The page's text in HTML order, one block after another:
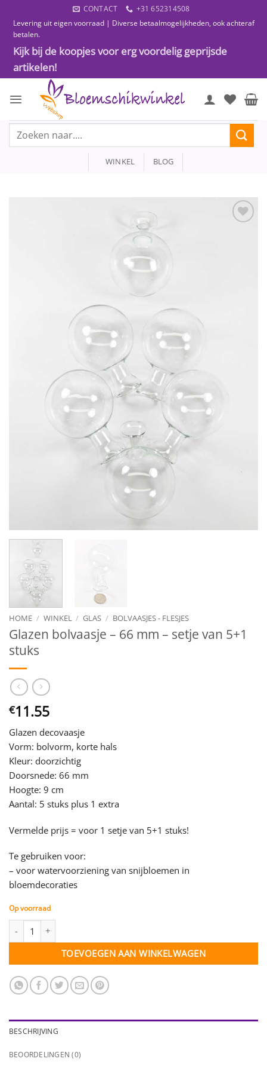
naar
inhoud
CONTACT
+31 652314508
Levering uit eigen voorraad | Diverse betaalmogelijkheden, ook achteraf
betalen.
Kijk bij de koopjes voor erg voordelig geprijsde
artikelen!
Zoeken
WINKEL BLOG
HOME / WINKEL / GLAS / BOLVAASJES - FLESJES
Glazen bolvaasje – 66 mm – setje van 5+1
stuks
€11.55
Glazen decovaasje
Vorm: bolvorm, korte hals
Kleur: doorzichtig
Doorsnede: 66 mm
Hoogte: 9 cm
Aantal: 5 stuks plus 1 extra
Vermelde prijs = voor 1 setje van 5+1 stuks!
Te gebruiken voor:
– voor watervoorziening van snijbloemen in
bloemdecoraties
Op voorraad
TOEVOEGEN AAN WINKELWAGEN
BESCHRIJVING
BEOORDELINGEN (0)